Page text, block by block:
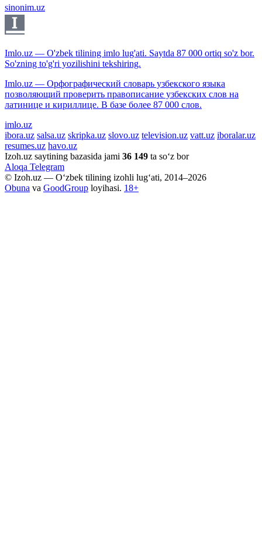
sinonim.uz
Imlo.uz — O'zbek tilining imlo lug'ati. Saytda 87 000 ortiq so'z bor.
So'zning to'g'ri yozilishini tekshiring.
Imlo.uz — Орфографический словарь узбекского языка
позволяющий проверить правописание узбекских слов на
латинице и кириллице. В базе более 87 000 слов.
imlo.uz
ibora.uz salsa.uz skripka.uz slovo.uz television.uz vatt.uz iboralar.uz
resumes.uz havo.uz
Izoh.uz saytining bazasida jami 36 149 ta so‘z bor
Aloqa Telegram
© Izoh.uz — O‘zbek tilining izohli lug‘ati, 2014–2026
Obuna va GoodGroup loyihasi. 18+